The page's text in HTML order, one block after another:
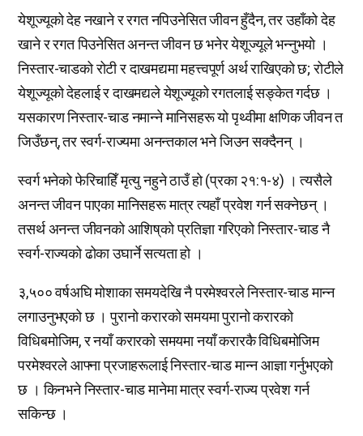
येशूज्यूको देह नखाने र रगत नपिउनेसित जीवन हुँदैन, तर उहाँको देह
खाने र रगत पिउनेसित अनन्त जीवन छ भनेर येशूज्यूले भन्नुभयो ।
निस्तार-चाडको रोटी र दाखमद्यमा महत्त्वपूर्ण अर्थ राखिएको छ; रोटीले
येशूज्यूको देहलाई र दाखमद्यले येशूज्यूको रगतलाई सङ्केत गर्दछ ।
यसकारण निस्तार-चाड नमान्ने मानिसहरू यो पृथ्वीमा क्षणिक जीवन त
जिउँछन्, तर स्वर्ग-राज्यमा अनन्तकाल भने जिउन सक्दैनन् ।
स्वर्ग भनेको फेरिचाहिँ मृत्यु नहुने ठाउँ हो (प्रका २१:१-४) । त्यसैले
अनन्त जीवन पाएका मानिसहरू मात्र त्यहाँ प्रवेश गर्न सक्नेछन् ।
तसर्थ अनन्त जीवनको आशिष्‌को प्रतिज्ञा गरिएको निस्तार-चाड नै
स्वर्ग-राज्यको ढोका उघार्ने सत्यता हो ।
३,५०० वर्षअघि मोशाका समयदेखि नै परमेश्वरले निस्तार-चाड मान्न
लगाउनुभएको छ । पुरानो करारको समयमा पुरानो करारको
विधिबमोजिम, र नयाँ करारको समयमा नयाँ करारकै विधिबमोजिम
परमेश्वरले आफ्ना प्रजाहरूलाई निस्तार-चाड मान्न आज्ञा गर्नुभएको
छ । किनभने निस्तार-चाड मानेमा मात्र स्वर्ग-राज्य प्रवेश गर्न
सकिन्छ ।